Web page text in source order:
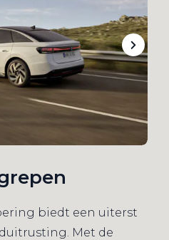
biedt een uiterst
Met de